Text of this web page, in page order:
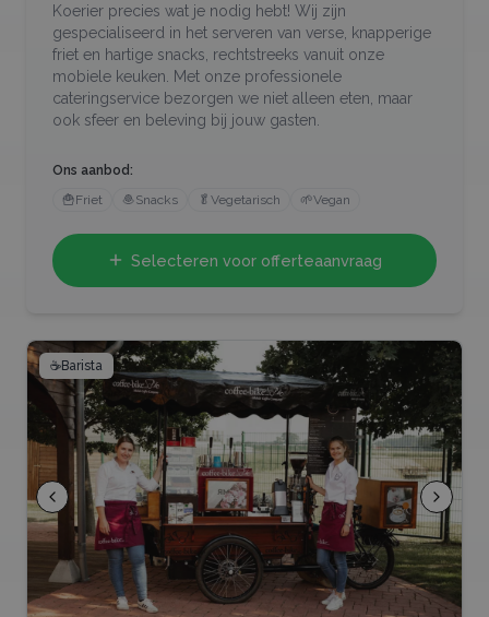
Koerier precies wat je nodig hebt! Wij zijn
gespecialiseerd in het serveren van verse, knapperige
friet en hartige snacks, rechtstreeks vanuit onze
mobiele keuken. Met onze professionele
cateringservice bezorgen we niet alleen eten, maar
ook sfeer en beleving bij jouw gasten.
Ons aanbod:
🍟Friet 🧆Snacks 🥬 Vegetarisch 🌱Vegan
Selecteren voor offerteaanvraag
☕Barista